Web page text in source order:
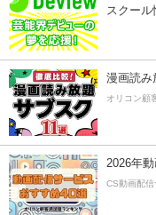
スクー
漫画読み
オリコン顧
2026年
CS動画配